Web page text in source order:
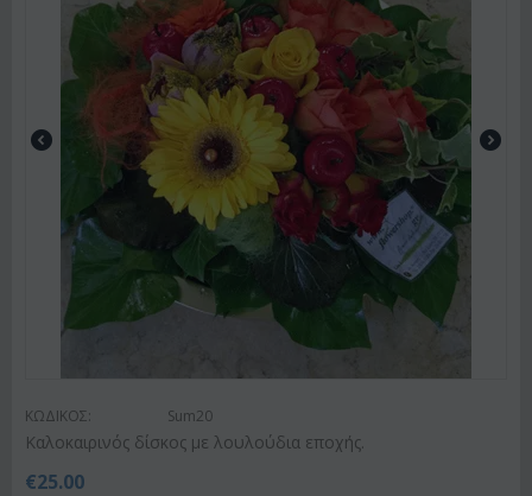
ΚΩΔΙΚΟΣ: Sum20
Kαλοκαιρινός δίσκος με λουλούδια εποχής.
€25.00